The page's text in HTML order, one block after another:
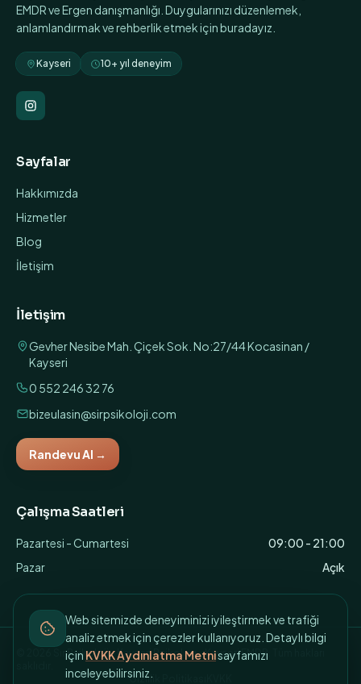
EMDR ve Ergen danışmanlığı. Duygularınızı düzenlemek,
anlamlandırmak ve rehberlik etmek için buradayız.
Kayseri 10+ yıl deneyim
Sayfalar
Hakkımızda
Hizmetler
Blog
İletişim
İletişim
Gevher Nesibe Mah. Çiçek Sok. No:27/44 Kocasinan /
Kayseri
0 552 246 32 76
bizeulasin@sirpsikoloji.com
Randevu Al →
Çalışma Saatleri
Pazartesi - Cumartesi
09:00 - 21:00
Pazar
Açık
Sır Psikoloji - Kayseri Psikolog - Kayseri EMDR
Gizlilik Politikası
Web sitemizde deneyiminizi iyileştirmek ve trafiği
analiz etmek için çerezler kullanıyoruz. Detaylı bilgi
için KVKK Aydınlatma Metnisayfamızı
inceleyebilirsiniz.